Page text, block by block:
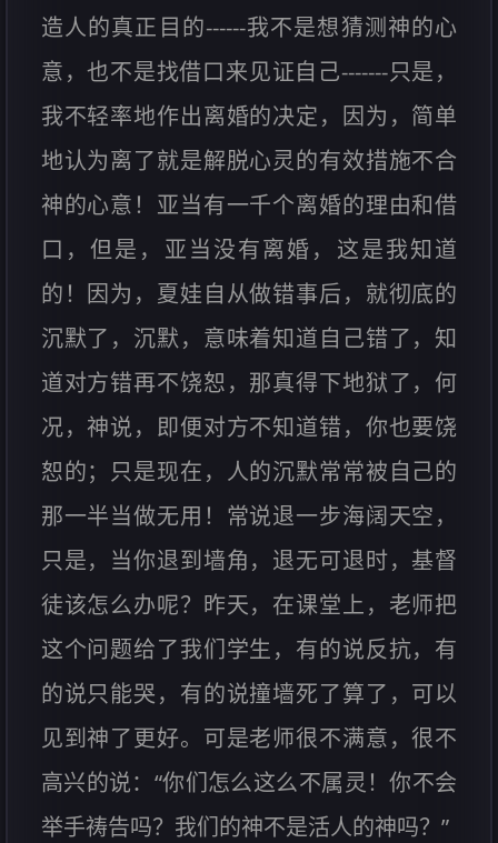
造人的真正目的------我不是想猜测神的心
意，也不是找借口来见证自己-------只是，
我不轻率地作出离婚的决定，因为，简单
地认为离了就是解脱心灵的有效措施不合
神的心意！亚当有一千个离婚的理由和借
口，但是，亚当没有离婚，这是我知道
的！因为，夏娃自从做错事后，就彻底的
沉默了，沉默，意味着知道自己错了，知
道对方错再不饶恕，那真得下地狱了，何
况，神说，即便对方不知道错，你也要饶
恕的；只是现在，人的沉默常常被自己的
那一半当做无用！常说退一步海阔天空，
只是，当你退到墙角，退无可退时，基督
徒该怎么办呢？昨天，在课堂上，老师把
这个问题给了我们学生，有的说反抗，有
的说只能哭，有的说撞墙死了算了，可以
见到神了更好。可是老师很不满意，很不
高兴的说：“你们怎么这么不属灵！你不会
举手祷告吗？我们的神不是活人的神吗？”